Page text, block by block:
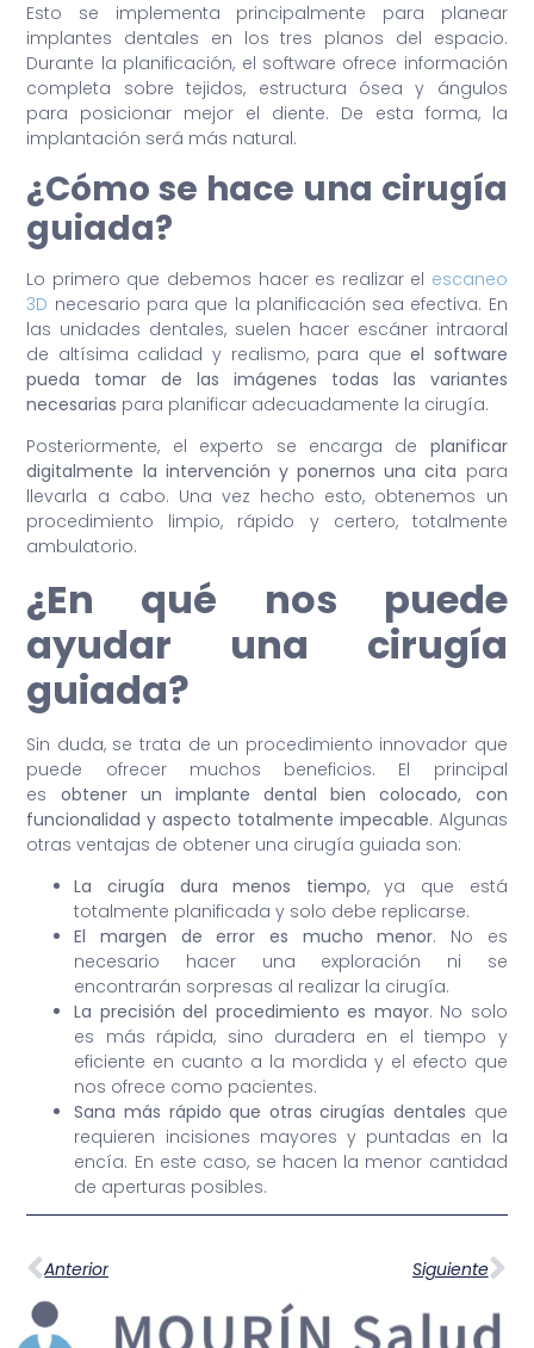
Esto se implementa principalmente para planear
implantes dentales en los tres planos del espacio.
Durante la planificación, el software ofrece información
completa sobre tejidos, estructura ósea y ángulos
para posicionar mejor el diente. De esta forma, la
implantación será más natural.
¿Cómo se hace una cirugía
guiada?
Lo primero que debemos hacer es realizar el escaneo
3D necesario para que la planificación sea efectiva. En
las unidades dentales, suelen hacer escáner intraoral
de altísima calidad y realismo, para queel software
pueda tomar de las imágenes todas las variantes
necesarias para planificar adecuadamente la cirugía.
Posteriormente, el experto se encarga de planificar
digitalmente la intervención y ponernos una cita para
llevarla a cabo. Una vez hecho esto, obtenemos un
procedimiento limpio, rápido y certero, totalmente
ambulatorio.
¿En qué nos puede
ayudar una cirugía
guiada?
Sin duda, se trata de un procedimiento innovador que
puede ofrecer muchos beneficios. El principal
es obtener un implante dental bien colocado, con
funcionalidad y aspecto totalmente impecable. Algunas
otras ventajas de obtener una cirugía guiada son:
La cirugía dura menos tiempo, ya que está
totalmente planificada y solo debe replicarse.
El margen de error es mucho menor. No es
necesario hacer una exploración ni se
encontrarán sorpresas al realizar la cirugía.
La precisión del procedimiento es mayor. No solo
es más rápida, sino duradera en el tiempo y
eficiente en cuanto a la mordida y el efecto que
nos ofrece como pacientes.
Sana más rápido que otras cirugías dentales que
requieren incisiones mayores y puntadas en la
encía. En este caso, se hacen la menor cantidad
de aperturas posibles.
Anterior Siguiente